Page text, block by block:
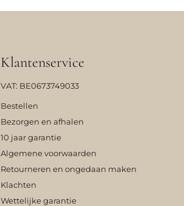
Klantenservice
VAT: BE0673749033
Bestellen
Bezorgen en afhalen
10 jaar garantie
Algemene voorwaarden
Retourneren en ongedaan maken
Klachten
Wettelijke garantie